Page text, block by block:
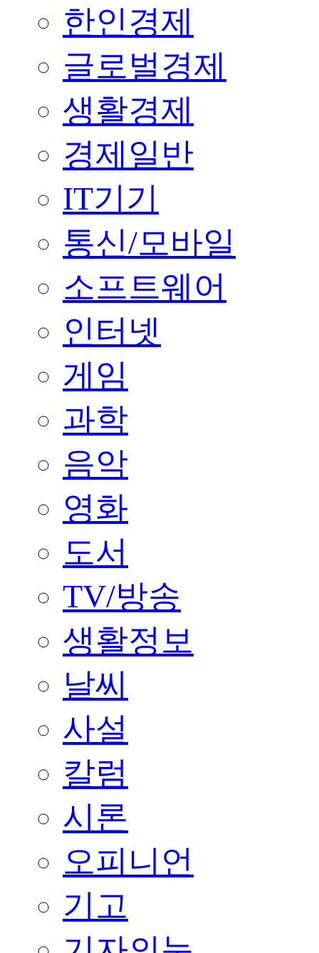
한인경제
글로벌경제
생활경제
경제일반
IT기기
통신/모바일
소프트웨어
인터넷
게임
과학
음악
영화
도서
TV/방송
생활정보
날씨
사설
칼럼
시론
오피니언
기고